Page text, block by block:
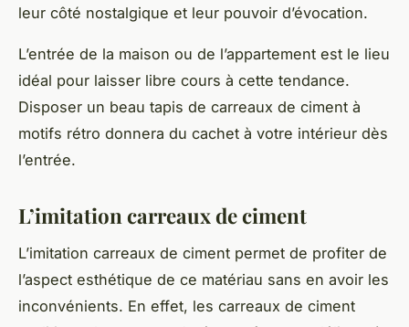
leur côté nostalgique et leur pouvoir d’évocation.
L’entrée de la maison ou de l’appartement est le lieu
idéal pour laisser libre cours à cette tendance.
Disposer un beau tapis de carreaux de ciment à
motifs rétro donnera du cachet à votre intérieur dès
l’entrée.
L’imitation carreaux de ciment
L’imitation carreaux de ciment permet de profiter de
l’aspect esthétique de ce matériau sans en avoir les
inconvénients. En effet, les carreaux de ciment